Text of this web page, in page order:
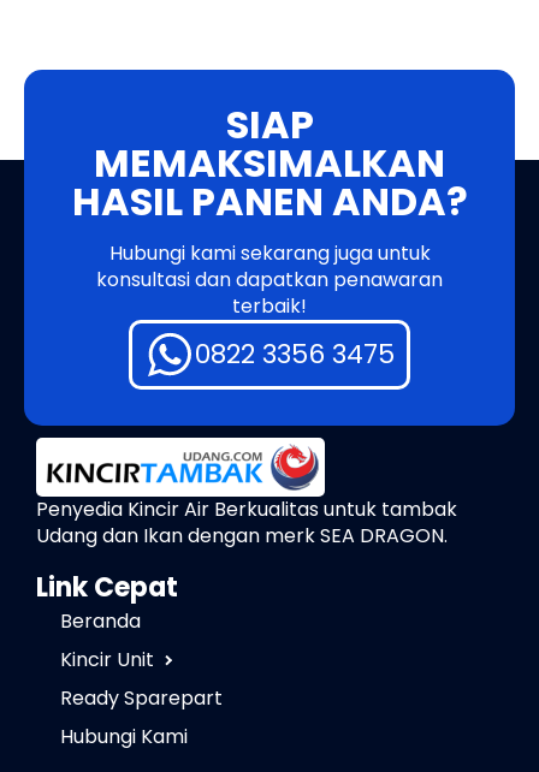
SIAP
MEMAKSIMALKAN
HASIL PANEN ANDA?
Hubungi kami sekarang juga untuk
konsultasi dan dapatkan penawaran
terbaik!
0822 3356 3475
Penyedia Kincir Air Berkualitas untuk tambak
Udang dan Ikan dengan merk SEA DRAGON.
Link Cepat
Beranda
Kincir Unit
Ready Sparepart
Hubungi Kami